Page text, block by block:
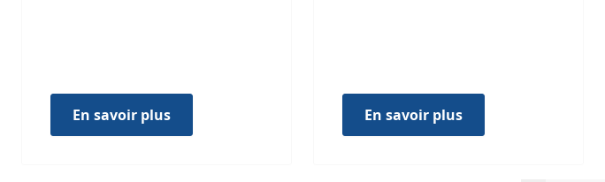
En savoir plus En savoir plus